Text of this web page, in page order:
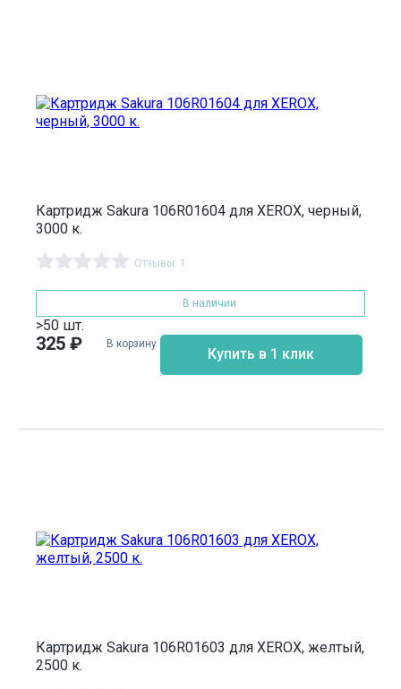
Картридж Sakura 106R01604 для XEROX, черный,
3000 к.
Отзывы: 1
В наличии
>50 шт.
325 ₽ В корзину
Купить в 1 клик
Картридж Sakura 106R01603 для XEROX, желтый,
2500 к.